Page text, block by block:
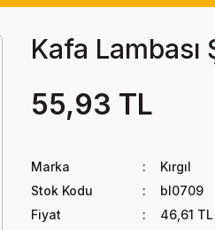
Kafa Lambası
55,93 TL
Marka
Kırgıl
Stok Kodu
bl0709
Fiyat
46,61